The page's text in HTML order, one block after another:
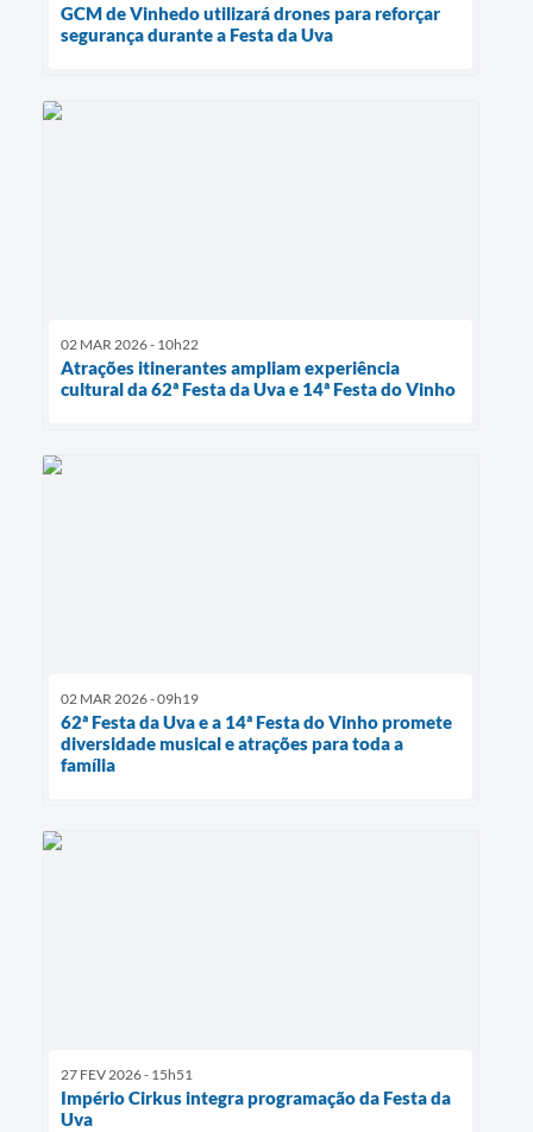
GCM de Vinhedo utilizará drones para reforçar
segurança durante a Festa da Uva
02 MAR 2026 - 10h22
Atrações itinerantes ampliam experiência
cultural da 62ª Festa da Uva e 14ª Festa do Vinho
02 MAR 2026 - 09h19
62ª Festa da Uva e a 14ª Festa do Vinho promete
diversidade musical e atrações para toda a
família
27 FEV 2026 - 15h51
Império Cirkus integra programação da Festa da
Uva